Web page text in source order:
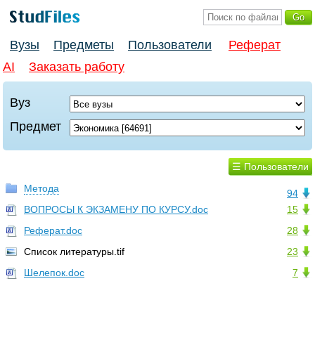
Вузы Предметы Пользователи
Реферат
AI
Заказать работу
Вуз
Предмет
☰ Пользователи
94
Метода
15
ВОПРОСЫ К ЭКЗАМЕНУ ПО КУРСУ.doc
28
Реферат.doc
23
Список литературы.tif
7
Шелепок.doc